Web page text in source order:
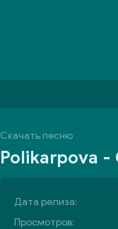
Скачать песню
Polikarpova -
Дата релиза:
Просмотров: